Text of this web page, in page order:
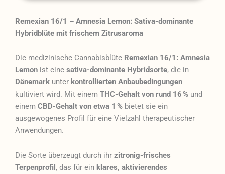
Remexian 16/1 – Amnesia Lemon: Sativa-dominante
Hybridblüte mit frischem Zitrusaroma
Die medizinische Cannabisblüte Remexian 16/1: Amnesia
Lemon ist eine sativa-dominante Hybridsorte, die in
Dänemark unter kontrollierten Anbaubedingungen
kultiviert wird. Mit einem THC-Gehalt von rund 16 % und
einem CBD-Gehalt von etwa 1 % bietet sie ein
ausgewogenes Profil für eine Vielzahl therapeutischer
Anwendungen.
Die Sorte überzeugt durch ihr zitronig-frisches
Terpenprofil , das für ein klares, aktivierendes